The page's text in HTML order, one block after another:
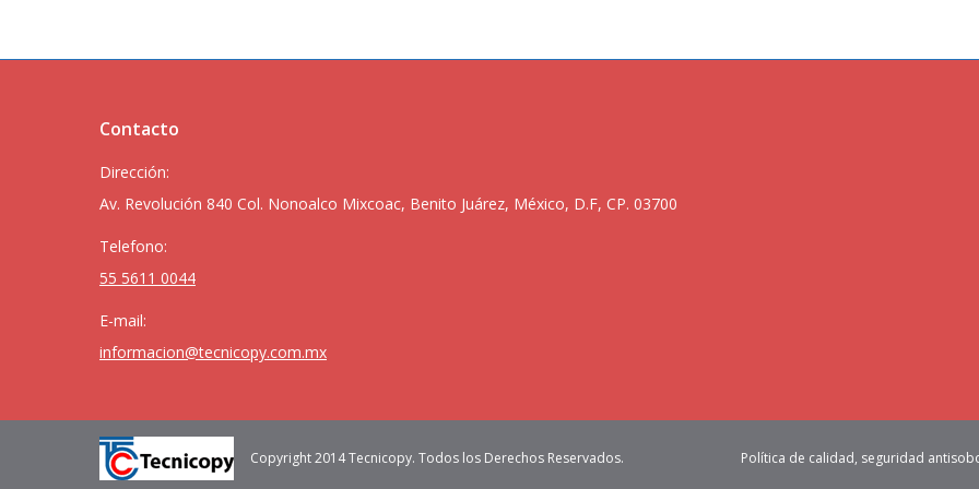
Contacto
Dirección:
Av. Revolución 840 Col. Nonoalco Mixcoac, Benito Juárez, México, D.F, CP. 03700
Telefono:
55 5611 0044
E-mail:
informacion@tecnicopy.com.mx
Copyright 2014 Tecnicopy. Todos los Derechos Reservados. Política de calidad, seguridad